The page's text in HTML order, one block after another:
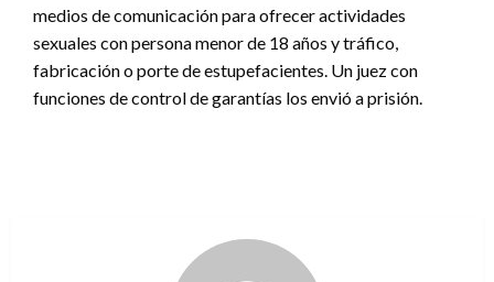
medios de comunicación para ofrecer actividades
sexuales con persona menor de 18 años y tráfico,
fabricación o porte de estupefacientes. Un juez con
funciones de control de garantías los envió a prisión.